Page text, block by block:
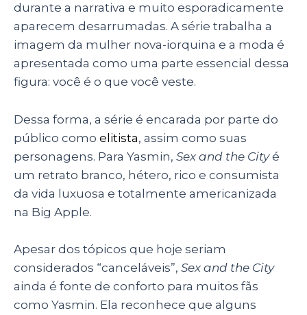
durante a narrativa e muito esporadicamente
aparecem desarrumadas. A série trabalha a
imagem da mulher nova-iorquina e a moda é
apresentada como uma parte essencial dessa
figura: você é o que você veste.
Dessa forma, a série é encarada por parte do
público como elitista, assim como suas
personagens. Para Yasmin, Sex and the Cityé
um retrato branco, hétero, rico e consumista
da vida luxuosa e totalmente americanizada
na Big Apple.
Apesar dos tópicos que hoje seriam
considerados “canceláveis”, Sex and the City
ainda é fonte de conforto para muitos fãs
como Yasmin. Ela reconhece que alguns